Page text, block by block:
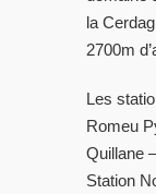
la
2700m
Les
Romeu
Quillane
Station